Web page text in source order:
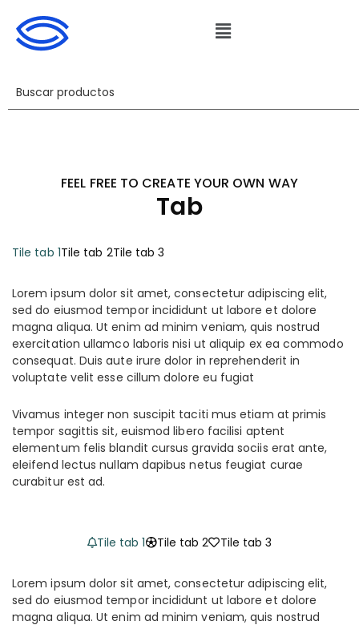
FEEL FREE TO CREATE YOUR OWN WAY
Tab
Tile tab 1Tile tab 2Tile tab 3
Lorem ipsum dolor sit amet, consectetur adipiscing elit,
sed do eiusmod tempor incididunt ut labore et dolore
magna aliqua. Ut enim ad minim veniam, quis nostrud
exercitation ullamco laboris nisi ut aliquip ex ea commodo
consequat. Duis aute irure dolor in reprehenderit in
voluptate velit esse cillum dolore eu fugiat
Vivamus integer non suscipit taciti mus etiam at primis
tempor sagittis sit, euismod libero facilisi aptent
elementum felis blandit cursus gravida sociis erat ante,
eleifend lectus nullam dapibus netus feugiat curae
curabitur est ad.
Tile tab 1 Tile tab 2 Tile tab 3
Lorem ipsum dolor sit amet, consectetur adipiscing elit,
sed do eiusmod tempor incididunt ut labore et dolore
magna aliqua. Ut enim ad minim veniam, quis nostrud